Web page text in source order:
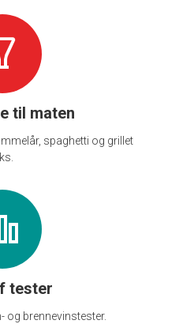
til maten
spaghetti og grillet
tester
og brennevinstester.